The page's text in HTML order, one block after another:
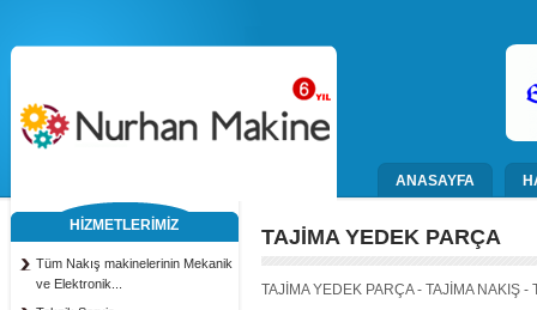
ANASAYFA
HİZMETLERİMİZ
Tüm Nakış makinelerinin Mekanik
ve Elektronik...
TAJİMA YEDEK PARÇA
TAJİMA YEDEK PARÇA - TAJİMA NAKIŞ